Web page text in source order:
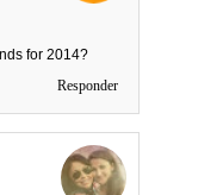
for 2014?
Responder